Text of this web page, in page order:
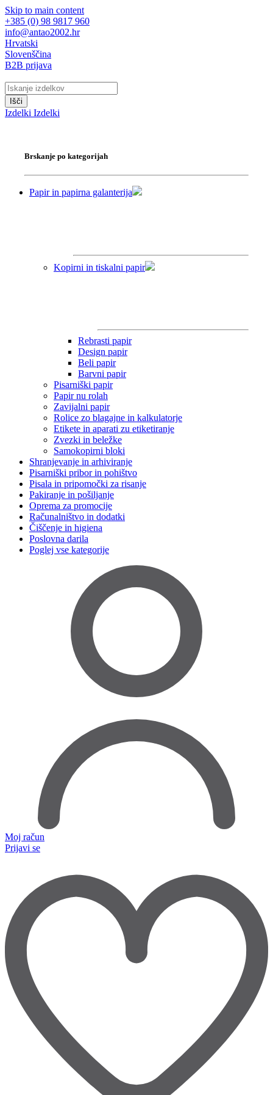
Skip to main content
+385 (0) 98 9817 960
info@antao2002.hr
Hrvatski
Slovenščina
B2B prijava
Išči
Izdelki Izdelki
Brskanje po kategorijah
Papir in papirna galanterija
Kopirni in tiskalni papir
Rebrasti papir
Design papir
Beli papir
Barvni papir
Pisarniški papir
Papir nu rolah
Zavijalni papir
Rolice zo blagajne in kalkulatorje
Etikete in aparati zu etiketiranje
Zvezki in beležke
Samokopirni bloki
Shranjevanje in arhiviranje
Pisarniški pribor in pohištvo
Pisala in pripomočki za risanje
Pakiranje in pošiljanje
Oprema za promocije
Računalništvo in dodatki
Čiščenje in higiena
Poslovna darila
Poglej vse kategorije
Moj račun
Prijavi se